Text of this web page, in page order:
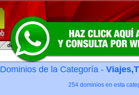
Dominios de la Categoría -
254 dominios en esta